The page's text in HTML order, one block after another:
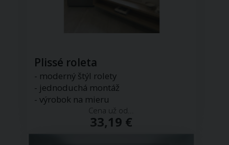
Plissé roleta
- moderný štýl rolety
- jednoduchá montáž
- výrobok na mieru
Cena už od...
33,19 €